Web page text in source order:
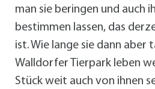
man sie beringen und auch
bestimmen lassen, das
ist. Wie lange sie dann aber
Walldorfer Tierpark leben
Stück weit auch von ihnen